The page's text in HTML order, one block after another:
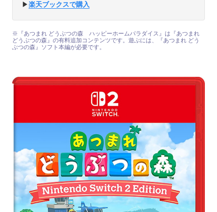
▶︎楽天ブックスで購入
※『あつまれ どうぶつの森 ハッピーホームパラダイス』は『あつまれ
どうぶつの森』の有料追加コンテンツです。遊ぶには、『あつまれ どう
ぶつの森』ソフト本編が必要です。